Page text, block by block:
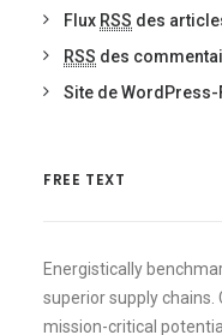
Flux RSS des
RSS des
Site de WordPress-
FREE TEXT
Energistically
superior supply
mission-critical